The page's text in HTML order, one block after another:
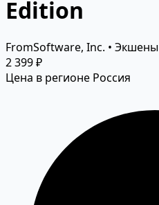
Edition
FromSoftware, Inc. • Экшены
2 399 ₽
Цена в регионе Россия